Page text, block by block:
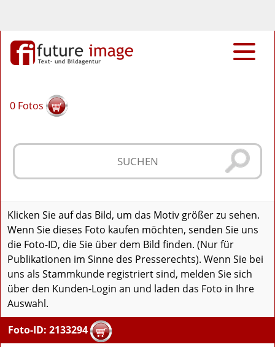
0 Fotos
Klicken Sie auf das Bild, um das Motiv größer zu sehen.
Wenn Sie dieses Foto kaufen möchten, senden Sie uns
die Foto-ID, die Sie über dem Bild finden. (Nur für
Publikationen im Sinne des Presserechts). Wenn Sie bei
uns als Stammkunde registriert sind, melden Sie sich
über den Kunden-Login an und laden das Foto in Ihre
Auswahl.
Foto-ID: 2133294